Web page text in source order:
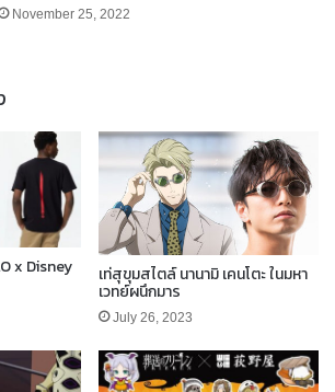
November 25, 2022
x Disney เท่สุขุมสไตล์ นานามิ เคนโตะ ในมหา
เวทย์ผนึกมาร
July 26, 2023